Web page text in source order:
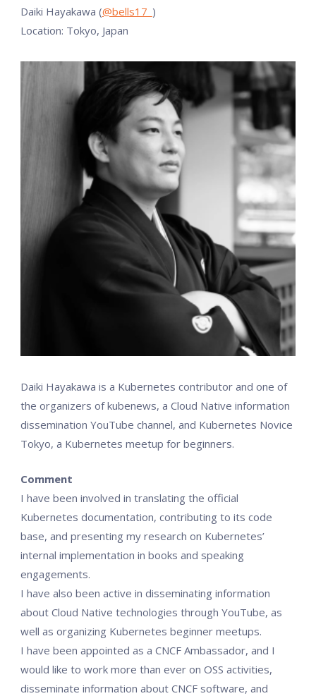
Daiki Hayakawa (@bells17_ )
Location: Tokyo, Japan
Daiki Hayakawa is a Kubernetes contributor and one of
the organizers of kubenews, a Cloud Native information
dissemination YouTube channel, and Kubernetes Novice
Tokyo, a Kubernetes meetup for beginners.
Comment
I have been involved in translating the official
Kubernetes documentation, contributing to its code
base, and presenting my research on Kubernetes’
internal implementation in books and speaking
engagements.
I have also been active in disseminating information
about Cloud Native technologies through YouTube, as
well as organizing Kubernetes beginner meetups.
I have been appointed as a CNCF Ambassador, and I
would like to work more than ever on OSS activities,
disseminate information about CNCF software, and